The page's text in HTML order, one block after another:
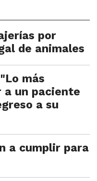
por
de animales
más
un paciente
a su
a cumplir para